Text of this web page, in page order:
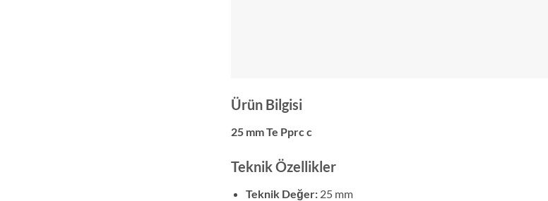
Ürün Bilgisi
25 mm Te Pprc c
Teknik Özellikler
Teknik Değer:25 mm